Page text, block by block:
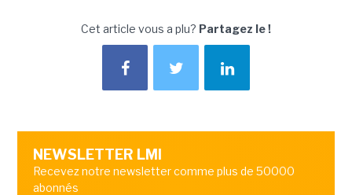
Cet article vous a plu? Partagez le !
NEWSLETTER LMI
Recevez notre newsletter comme plus de 50000
abonnés